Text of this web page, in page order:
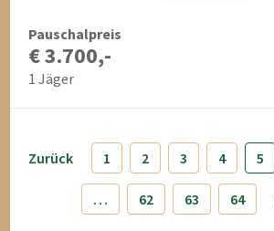
Pauschalpreis
€ 3.700,-
1 Jäger
Zurück 1 2 3 4 5
… 62 63 64